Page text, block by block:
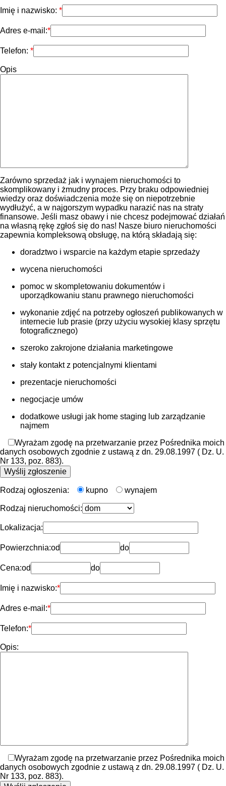
Imię i nazwisko:
Adres e-mail:
Telefon:
Opis
Zarówno sprzedaż jak i wynajem nieruchomości to
skomplikowany i żmudny proces. Przy braku odpowiedniej
wiedzy oraz doświadczenia może się on niepotrzebnie
wydłużyć, a w najgorszym wypadku narazić nas na straty
finansowe. Jeśli masz obawy i nie chcesz podejmować działań
na własną rękę zgłoś się do nas! Nasze biuro nieruchomości
zapewnia kompleksową obsługę, na którą składają się:
doradztwo i wsparcie na każdym etapie sprzedaży
wycena nieruchomości
pomoc w skompletowaniu dokumentów i
uporządkowaniu stanu prawnego nieruchomości
wykonanie zdjęć na potrzeby ogłoszeń publikowanych w
internecie lub prasie (przy użyciu wysokiej klasy sprzętu
fotograficznego)
szeroko zakrojone działania marketingowe
stały kontakt z potencjalnymi klientami
prezentacje nieruchomości
negocjacje umów
dodatkowe usługi jak home staging lub zarządzanie
najmem
Wyrażam zgodę na przetwarzanie przez Pośrednika moich
danych osobowych zgodnie z ustawą z dn. 29.08.1997 ( Dz. U.
Nr 133, poz. 883).
Rodzaj ogłoszenia: kupno wynajem
Rodzaj nieruchomości:
Lokalizacja:
Powierzchnia:od do
Cena:od do
Imię i nazwisko:
Adres e-mail:
Telefon:
Opis:
Wyrażam zgodę na przetwarzanie przez Pośrednika moich
danych osobowych zgodnie z ustawą z dn. 29.08.1997 ( Dz. U.
Nr 133, poz. 883).